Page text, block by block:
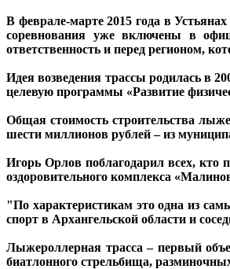
В феврале-марте 2015 года в
соревнования уже включены в
ответственность и перед регионом,
Идея возведения трассы родилась в
целевую программы «Развитие
Общая стоимость строительства
шести миллионов рублей – из
Игорь Орлов поблагодарил всех, кто
оздоровительного комплекса
"По характеристикам это одна из
спорт в Архангельской области и
Лыжероллерная трасса – первый
биатлонного стрельбища,